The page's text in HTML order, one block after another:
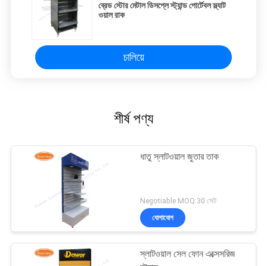
ব্রেড স্টোর মেটাল ডিসপ্লে স্ট্যান্ড পোর্টেবল স্ল্যাট
ওয়াল রাক
চালিয়ে
শীর্ষ পণ্য
ধাতু স্লাটওয়াল জুতার তাক
Negotiable MOQ:30 সেট
যোগাযোগ
স্লাটওয়াল সেল ফোন এক্সেসরিজ